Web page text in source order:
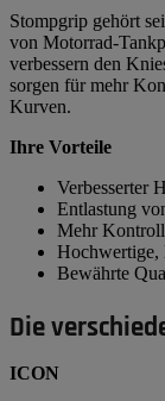
Stompgrip gehört
von Motorrad-
verbessern den
sorgen für mehr
Kurven.
Ihre Vorteile
Verbesserter
Entlastung
Mehr
Hochwertige,
Bewährte
Die
ICON